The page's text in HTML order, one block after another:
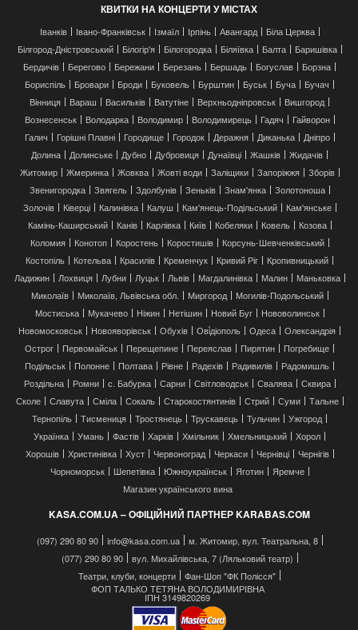
КВИТКИ НА КОНЦЕРТИ У МІСТАХ
Іванків Івано-Франківськ Ізмаїл Ірпінь Авангард
Біла Церква
Білгород-Дністровський
Білогір'я Білогородка Біляївка Балта
Баришівка
Бердичів
Берегово Бережани Березань Бершадь Богуслав
Борзна
Бориспіль
Бровари Броди Буковель Бурштин Буськ Буча
Бучач
Вінниця
Вараш Васильків Ватутіне Верхньодніпровськ
Вишгород
Вознесенськ
Володарка Володимир Володимирець Гадяч
Гайворон
Галич
Горішні Плавні Городище Городок Деражня Диканька
Дніпро
Долина
Долинське Дубно Дубровиця Дунаївці Жашків
Жидачів
Житомир
Жмеринка Жовква Жовті води Заліщики Запоріжжя
Зборів
Звенигородка
Звягель Здолбунів Зеньків Знам'янка
Золотоноша
Золочів
Ківерці Калинівка Калуш Кам'янець-Подільський
Кам'янське
Камінь-Каширський
Канів Карлівка Київ Кобеляки Ковель
Козова
Коломия
Конотоп Коростень Коростишів
Корсунь-Шевченківський
Костопіль
Котельва Красилів Кременчук Кривий Ріг
Кропивницький
Ладижин
Лохвиця Лубни Луцьк Львів Магдалинівка Малин
Маньковка
Миколаїв
Миколаїв, Львівська обл. Миргород
Могилів-Подольський
Мостиська
Мукачево Ніжин Нетішин Новий Буг
Нововолинськ
Новомосковськ
Новояворівськ Обухів Ові́діополь Одеса
Олександрія
Острог
Первомайськ Перещепине Переяслав Пирятин
Погребище
Подільськ
Полонне Полтава Рівне Радехів Радивилів
Радомишль
Роздільна
Ромни с. Бабурка Сарни Світловодськ Свалява
Сквира
Сколе
Славута Сміла Сокаль Старокостянтинів Стрий Суми
Тальне
Тернопіль
Тисмениця Тростянець Трускавець Тульчин
Ужгород
Українка
Умань Фастів Харків Хмільник Хмельницький
Хорол
Хорошів
Христинівка Хуст Червоноград Черкаси Чернівці
Чернігів
Чорноморськ
Шепетівка Южноукраїнськ Яготин
Яремче
Магазин українського вина
KASA.COM.UA – ОФІЦІЙНИЙ ПАРТНЕР KARABAS.COM
(097) 290 80 90 info@kasa.com.ua
м. Житомир, вул. Театральна, 8
(077) 290 80 90
вул. Михайлівська, 7 (Ляльковий театр)
Театри, клуби, концерти
Фан-Шоп "ФК Полісся"
ФОП ТАЛЬКО ТЕТЯНА ВОЛОДИМИРІВНА
ІПН 3149820269